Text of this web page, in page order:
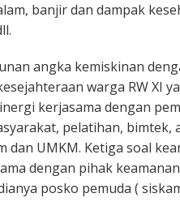
banjir dan dampak
angka kemiskinan
warga RW XI
kerjasama dengan
pelatihan,
dan UMKM. Ketiga soal
dengan pihak
posko pemuda (